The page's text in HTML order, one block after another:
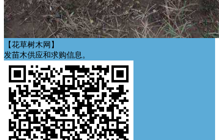
【花草树木网】
发苗木供应和求购信息。